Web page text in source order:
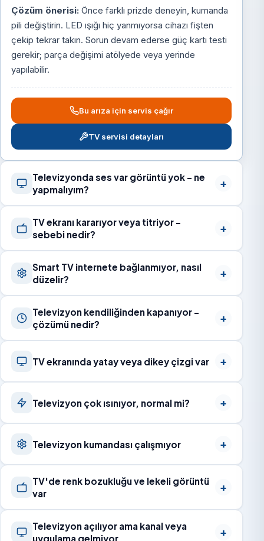
Çözüm önerisi: Önce farklı prizde deneyin, kumanda
pili değiştirin. LED ışığı hiç yanmıyorsa cihazı fişten
çekip tekrar takın. Sorun devam ederse güç kartı testi
gerekir; parça değişimi atölyede veya yerinde
yapılabilir.
Bu arıza için servis çağır
TV servisi detayları
Televizyonda ses var görüntü yok – ne
yapmalıyım?
TV ekranı kararıyor veya titriyor –
sebebi nedir?
Smart TV internete bağlanmıyor, nasıl
düzelir?
Televizyon kendiliğinden kapanıyor –
çözümü nedir?
TV ekranında yatay veya dikey çizgi var
Televizyon çok ısınıyor, normal mi?
Televizyon kumandası çalışmıyor
TV'de renk bozukluğu ve lekeli görüntü
var
Televizyon açılıyor ama kanal veya
uygulama gelmiyor